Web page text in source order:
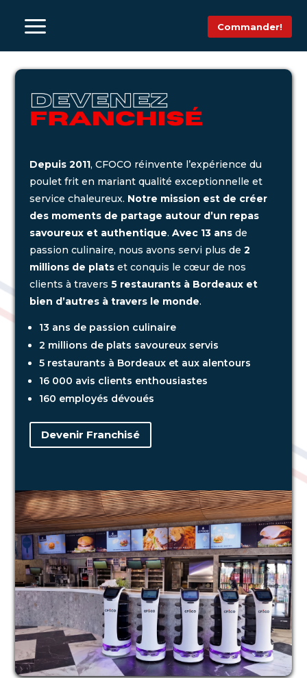
a Commander!
Depuis 2011, CFOCO réinvente l’expérience du
poulet frit en mariant qualité exceptionnelle et
service chaleureux. Notre mission est de créer
des moments de partage autour d’un repas
savoureux et authentique. Avec 13 ansde
passion culinaire, nous avons servi plus de 2
millions de platset conquis le cœur de nos
clients à travers 5 restaurants à Bordeaux et
bien d’autres à travers le monde.
13 ans de passion culinaire
2 millions de plats savoureux servis
5 restaurants à Bordeaux et aux alentours
16 000 avis clients enthousiastes
160 employés dévoués
Devenir Franchisé